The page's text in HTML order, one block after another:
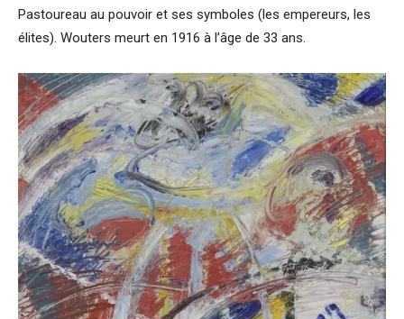
Pastoureau au pouvoir et ses symboles (les empereurs, les
élites). Wouters meurt en 1916 à l’âge de 33 ans.